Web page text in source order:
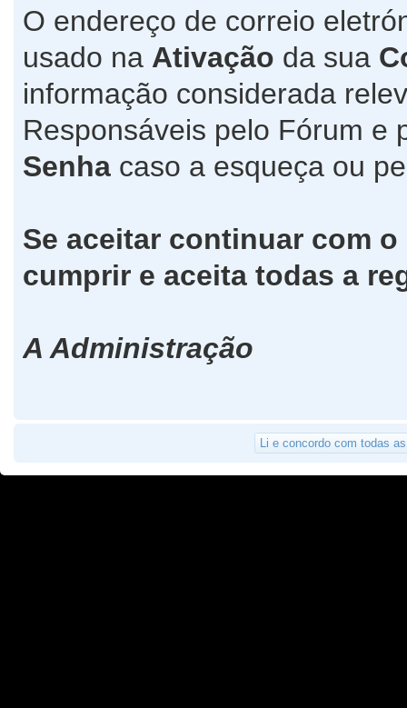
O endereço de correio
usado na Ativação da sua
informação considerada
Responsáveis pelo Fórum e
Senha caso a esqueça ou
Se aceitar continuar com
cumprir e aceita todas a
A Administração